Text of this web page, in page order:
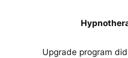
Upgrade program